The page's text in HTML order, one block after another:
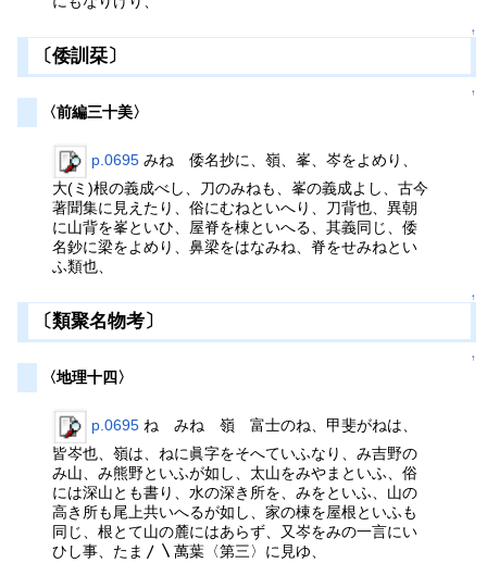
↑
〔倭訓栞〕
↑
〈前編三十美〉
p.0695 みね 倭名抄に、嶺、峯、岑をよめり、
大(ミ)根の義成べし、刀のみねも、峯の義成よし、古今
著聞集に見えたり、俗にむねといへり、刀背也、異朝
に山背を峯といひ、屋脊を棟といへる、其義同じ、倭
名鈔に梁をよめり、鼻梁をはなみね、脊をせみねとい
ふ類也、
↑
〔類聚名物考〕
↑
〈地理十四〉
p.0695 ね みね 嶺 富士のね、甲斐がねは、
皆岑也、嶺は、ねに眞字をそへていふなり、み吉野の
み山、み熊野といふが如し、太山をみやまといふ、俗
には深山とも書り、水の深き所を、みをといふ、山の
高き所も尾上共いへるが如し、家の棟を屋根といふも
同じ、根とて山の麓にはあらず、又岑をみの一言にい
ひし事、たま〳〵萬葉〈第三〉に見ゆ、